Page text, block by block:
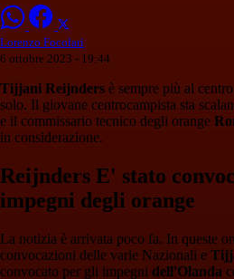
Lorenzo Focolari
6 ottobre 2023 - 19:44
Tijjani Reijnders è sempre più al
solo. Il giovane centrocampista sta
e il commissario tecnico degli orange
in considerazione.
Reijnders E' stato
impegni degli orange
La notizia è arrivata poco fa. In queste
convocazioni delle varie Nazionali e
convocato per gli impegni dell'Olanda